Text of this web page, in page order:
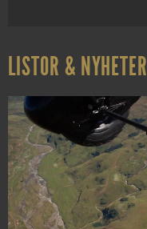
LISTOR & NYHETER